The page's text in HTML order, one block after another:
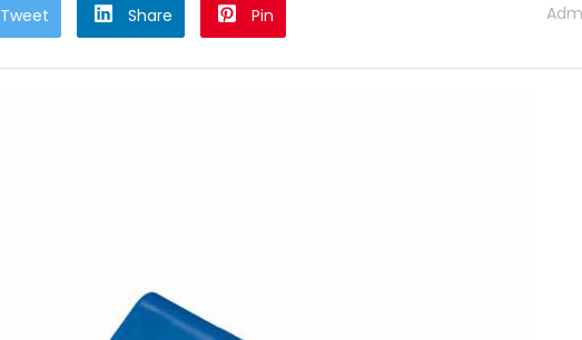
Tweet Share Pin